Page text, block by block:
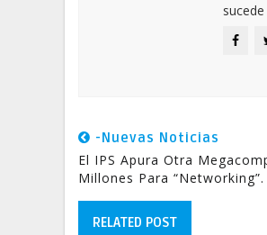
-Nuevas Noticias
El IPS Apura Otra
Millones Para “networking”.
RELATED POST